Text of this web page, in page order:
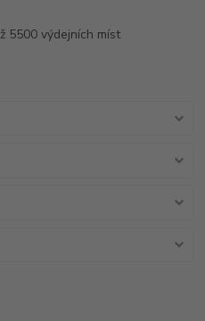
5500 výdejních míst